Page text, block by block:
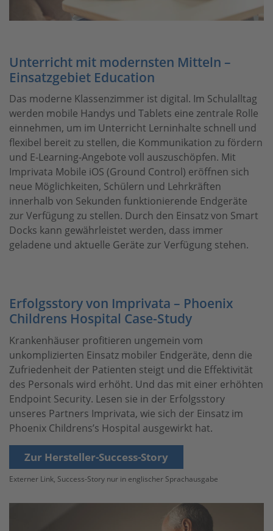
Unterricht mit modernsten Mitteln –
Einsatzgebiet Education
Das moderne Klassenzimmer ist digital. Im Schulalltag
werden mobile Handys und Tablets eine zentrale Rolle
einnehmen, um im Unterricht Lerninhalte schnell und
flexibel bereit zu stellen, die Kommunikation zu fördern
und E-Learning-Angebote voll auszuschöpfen. Mit
Imprivata Mobile iOS (Ground Control) eröffnen sich
neue Möglichkeiten, Schülern und Lehrkräften
innerhalb von Sekunden funktionierende Endgeräte
zur Verfügung zu stellen. Durch den Einsatz von Smart
Docks kann gewährleistet werden, dass immer
geladene und aktuelle Geräte zur Verfügung stehen.
Erfolgsstory von Imprivata – Phoenix
Childrens Hospital Case-Study
Krankenhäuser profitieren ungemein vom
unkomplizierten Einsatz mobiler Endgeräte, denn die
Zufriedenheit der Patienten steigt und die Effektivität
des Personals wird erhöht. Und das mit einer erhöhten
Endpoint Security. Lesen sie in der Erfolgsstory
unseres Partners Imprivata, wie sich der Einsatz im
Phoenix Childrens’s Hospital ausgewirkt hat.
Zur Hersteller-Success-Story
Externer Link, Success-Story nur in englischer Sprachausgabe